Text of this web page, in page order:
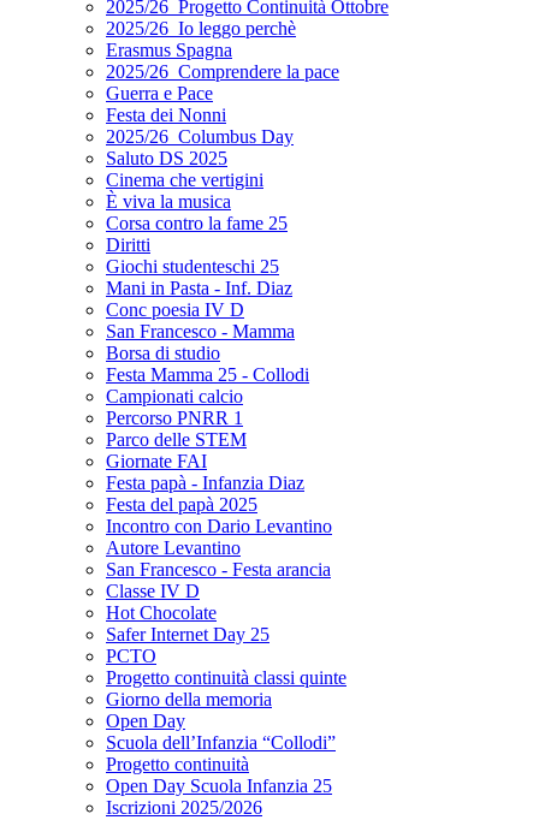
2025/26_Progetto Continuità Ottobre
2025/26_Io leggo perchè
Erasmus Spagna
2025/26_Comprendere la pace
Guerra e Pace
Festa dei Nonni
2025/26_Columbus Day
Saluto DS 2025
Cinema che vertigini
È viva la musica
Corsa contro la fame 25
Diritti
Giochi studenteschi 25
Mani in Pasta - Inf. Diaz
Conc poesia IV D
San Francesco - Mamma
Borsa di studio
Festa Mamma 25 - Collodi
Campionati calcio
Percorso PNRR 1
Parco delle STEM
Giornate FAI
Festa papà - Infanzia Diaz
Festa del papà 2025
Incontro con Dario Levantino
Autore Levantino
San Francesco - Festa arancia
Classe IV D
Hot Chocolate
Safer Internet Day 25
PCTO
Progetto continuità classi quinte
Giorno della memoria
Open Day
Scuola dell’Infanzia “Collodi”
Progetto continuità
Open Day Scuola Infanzia 25
Iscrizioni 2025/2026